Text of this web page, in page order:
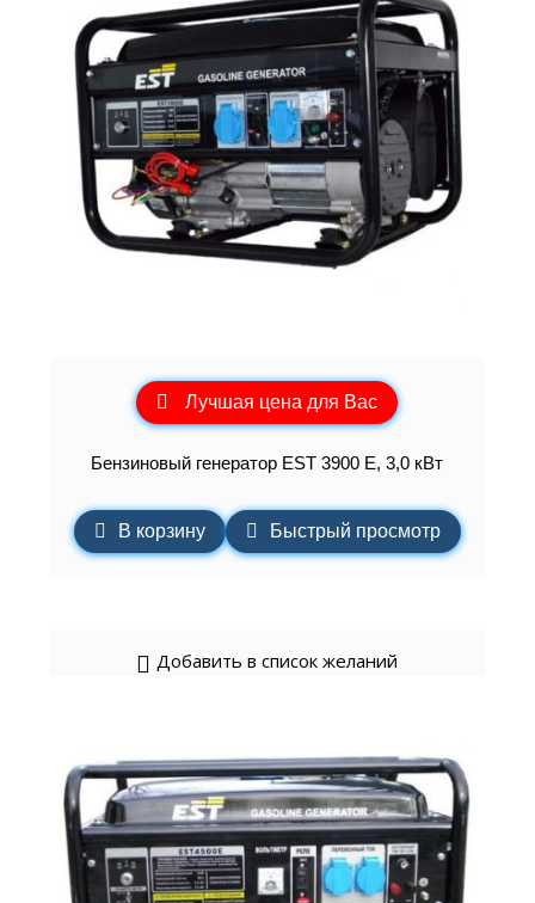
Лучшая цена для Вас
Бензиновый генератор EST 3900 Е, 3,0 кВт
В корзину Быстрый просмотр
Добавить в список желаний